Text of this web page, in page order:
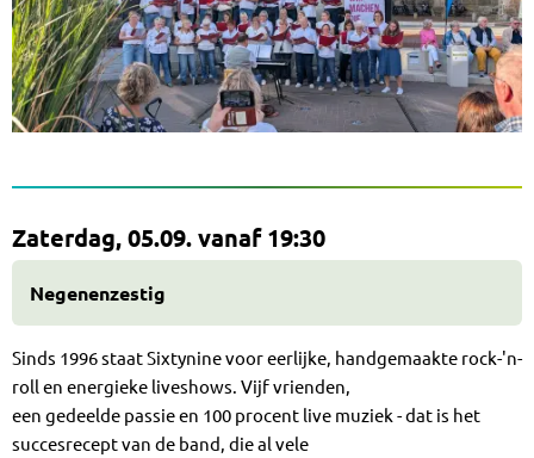
Zaterdag, 05.09. vanaf 19:30
Negenenzestig
Sinds 1996 staat Sixtynine voor eerlijke, handgemaakte rock-'n-
roll en energieke liveshows. Vijf vrienden,
een gedeelde passie en 100 procent live muziek - dat is het
succesrecept van de band, die al vele